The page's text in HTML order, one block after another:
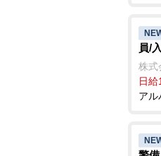
員/
株式
日給
アル